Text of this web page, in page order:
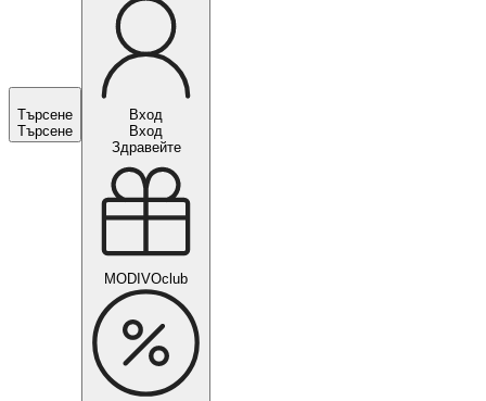
Търсене
Търсене
Вход
Вход
Здравейте
MODIVOclub